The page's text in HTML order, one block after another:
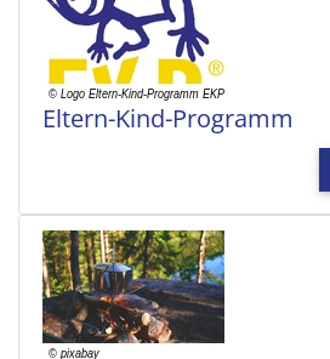
Eltern-Kind-Programm